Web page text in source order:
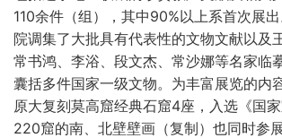
110余件（组），其中90%以上系首次展
院调集了大批具有代表性的文物文献以及
常书鸿、李浴、段文杰、常沙娜等名家临
囊括多件国家一级文物。为丰富展览的内
原大复刻莫高窟经典石窟4座，入选《国
220窟的南、北壁壁画（复制）也同时参